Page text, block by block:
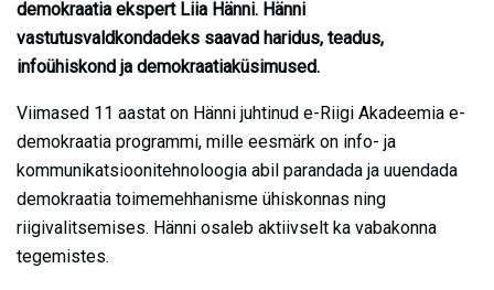
demokraatia ekspert Liia Hänni. Hänni
vastutusvaldkondadeks saavad haridus, teadus,
infoühiskond ja demokraatiaküsimused.
Viimased 11 aastat on Hänni juhtinud e-Riigi Akadeemia e-
demokraatia programmi, mille eesmärk on info- ja
kommunikatsioonitehnoloogia abil parandada ja uuendada
demokraatia toimemehhanisme ühiskonnas ning
riigivalitsemises. Hänni osaleb aktiivselt ka vabakonna
tegemistes.